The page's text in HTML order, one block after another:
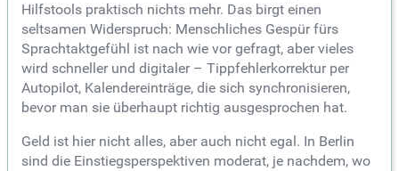
Hilfstools praktisch nichts mehr. Das birgt einen
seltsamen Widerspruch: Menschliches Gespür fürs
Sprachtaktgefühl ist nach wie vor gefragt, aber vieles
wird schneller und digitaler – Tippfehlerkorrektur per
Autopilot, Kalendereinträge, die sich synchronisieren,
bevor man sie überhaupt richtig ausgesprochen hat.
Geld ist hier nicht alles, aber auch nicht egal. In Berlin
sind die Einstiegsperspektiven moderat, je nachdem, wo